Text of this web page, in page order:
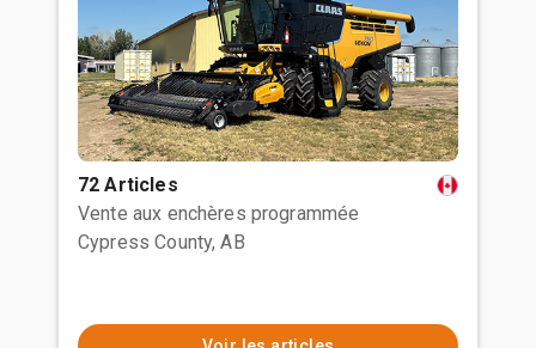
72 Articles
Vente aux enchères programmée
Cypress County, AB